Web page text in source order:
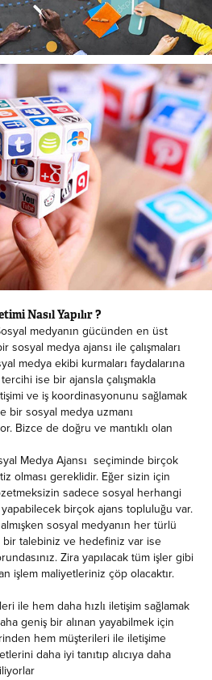
Nasıl Yapılır ?
medyanın gücünden en üst
sosyal medya ajansı ile çalışmaları
medya ekibi kurmaları faydalarına
ise bir ajansla çalışmakla
ve iş koordinasyonunu sağlamak
bir sosyal medya uzmanı
Bizce de doğru ve mantıklı olan
Medya Ajansı seçiminde birçok
olması gereklidir. Eğer sizin için
sadece sosyal herhangi
birçok ajans topluluğu var.
sosyal medyanın her türlü
bir talebiniz ve hedefiniz var ise
Zira yapılacak tüm işler gibi
işlem maliyetleriniz çöp olacaktır.
ile hem daha hızlı iletişim sağlamak
geniş bir alınan yayabilmek için
hem müşterileri ile iletişime
daha iyi tanıtıp alıcıya daha